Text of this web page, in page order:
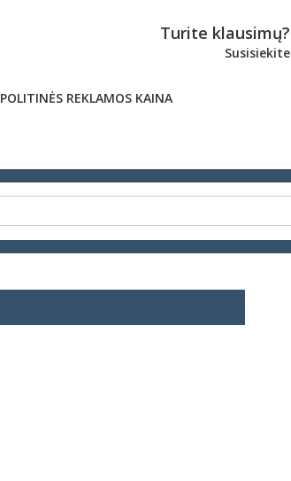
Turite klausimų?
Susisiekite
POLITINĖS REKLAMOS KAINA